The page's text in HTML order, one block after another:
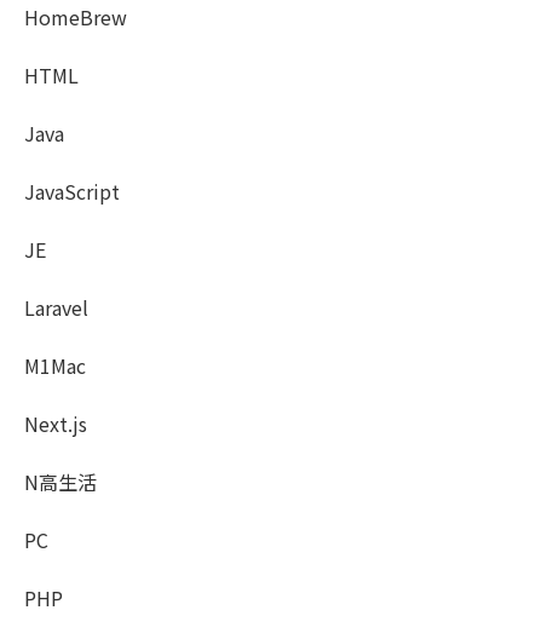
HomeBrew
HTML
Java
JavaScript
JE
Laravel
M1Mac
Next.js
N高生活
PC
PHP